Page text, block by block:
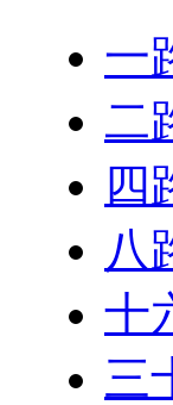
一
二
四
八
十
三